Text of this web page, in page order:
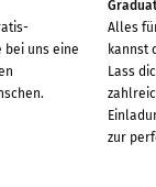
bei uns eine
Alles
kannst
Lass
zur